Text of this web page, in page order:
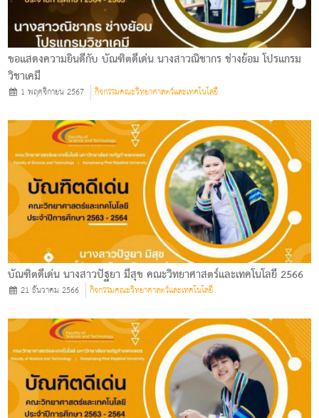
ขอแสดงความยินดีกับ บัณฑิตดีเด่น นางสาวณิชากร ช่างย้อม โปรแกรม
วิชาเคมี
1 พฤศจิกายน 2567 กิจกรรมคณะวิทยาศาสตร์และเทคโนโลยี
บัณฑิตดีเด่น นางสาวปัฐยา มีสุข คณะวิทยาศาสตร์และเทคโนโลยี 2566
21 ธันวาคม 2566 กิจกรรมคณะวิทยาศาสตร์และเทคโนโลยี